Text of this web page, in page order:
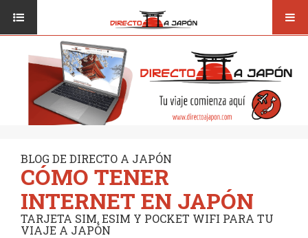
CONSEJOS
DESTINOS
SEGUROS
ISI JAPANESE LANGUAGE SCHOOL
BLOG DE DIRECTO A JAPÓN
CÓMO TENER
INTERNET EN JAPÓN
TARJETA SIM, ESIM Y POCKET WIFI PARA TU
VIAJE A JAPÓN
VIAJAR A JAPÓN
VUELOS
TRANSPORTE
DESTINOS
RUTAS / MAPAS
CULTURA